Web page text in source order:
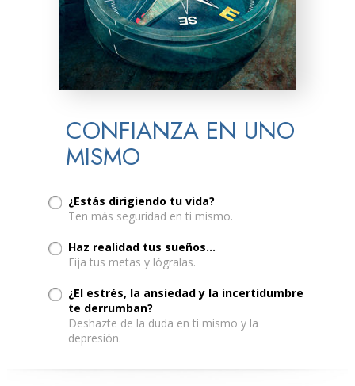
CONFIANZA EN UNO
MISMO
¿Estás dirigiendo tu vida?
Ten más seguridad en ti mismo.
Haz realidad tus sueños...
Fija tus metas y lógralas.
¿El estrés, la ansiedad y la incertidumbre
te derrumban?
Deshazte de la duda en ti mismo y la
depresión.